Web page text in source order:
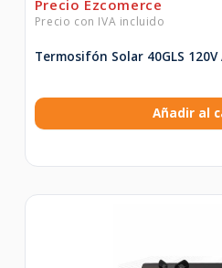
Termosifón Solar 40GLS
Añadir al